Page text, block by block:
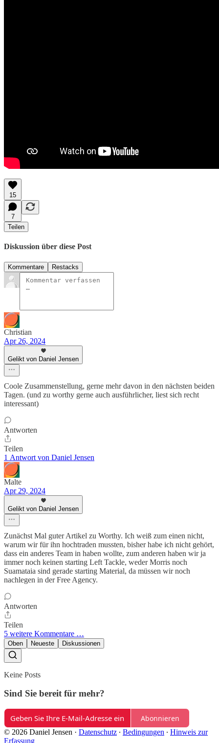
15
7
Teilen
Diskussion über diese Post
Kommentare Restacks
Christian
Apr 26, 2024
Gelikt von Daniel Jensen
Coole Zusammenstellung, gerne mehr davon in den nächsten beiden
Tagen. (und zu worthy gerne auch ausführlicher, liest sich recht
interessant)
Antworten
Teilen
1 Antwort von Daniel Jensen
Malte
Apr 29, 2024
Gelikt von Daniel Jensen
Zunächst Mal guter Artikel zu Worthy. Ich weiß zum einen nicht,
warum wir für ihn hochtraden mussten, bisher habe ich nicht gehört,
dass ein anderes Team in haben wollte, zum anderen haben wir ja
immer noch keinen starting Left Tackle, weder Morris noch
Suamataia sind gerade starting Material, da müssen wir noch
nachlegen in der Free Agency.
Antworten
Teilen
5 weitere Kommentare …
Oben Neueste Diskussionen
Keine Posts
Sind Sie bereit für mehr?
Abonnieren
© 2026 Daniel Jensen · Datenschutz ∙ Bedingungen ∙ Hinweis zur
Erfassung